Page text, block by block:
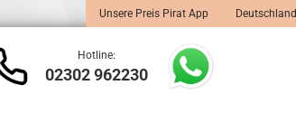
Unsere Preis Pirat App Deutschland
LieferlandHotline:
02302 962230